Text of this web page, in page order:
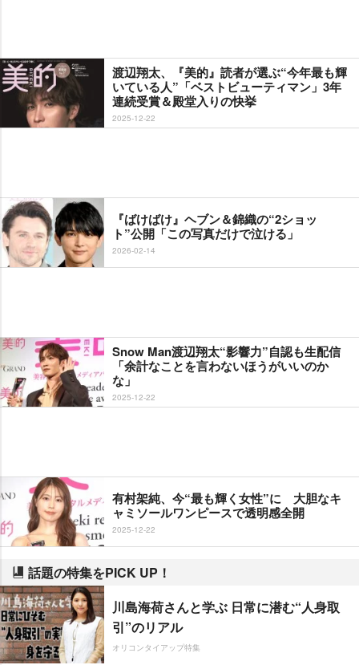
渡辺翔太、『美的』読者が選ぶ“今年最も輝
いている人”「ベストビューティマン」3年
連続受賞＆殿堂入りの快挙
2025-12-22
『ばけばけ』ヘブン＆錦織の“2ショッ
ト”公開「この写真だけで泣ける」
2026-02-14
Snow Man渡辺翔太“影響力”自認も生配信
「余計なことを言わないほうがいいのか
な」
2025-12-22
有村架純、今“最も輝く女性”に 大胆なキ
ャミソールワンピースで透明感全開
2025-12-22
話題の特集をPICK UP！
川島海荷さんと学ぶ 日常に潜む“人身取
引”のリアル
オリコンタイアップ特集